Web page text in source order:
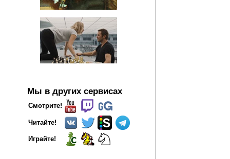
Мы в других сервисах
Смотрите!
Читайте!
Играйте!